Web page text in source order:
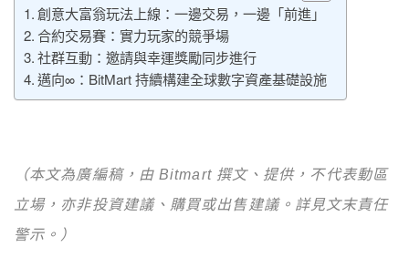
創意大富翁玩法上線：一邊交易，一邊「前進」
合約交易賽：實力玩家的競爭場
社群互動：邀請與幸運獎勵同步進行
邁向∞：BitMart 持續構建全球數字資產基礎設施
（本文為廣編稿，由 Bitmart 撰文、提供，不代表動區
立場，亦非投資建議、購買或出售建議。詳見文末責任
警示。）